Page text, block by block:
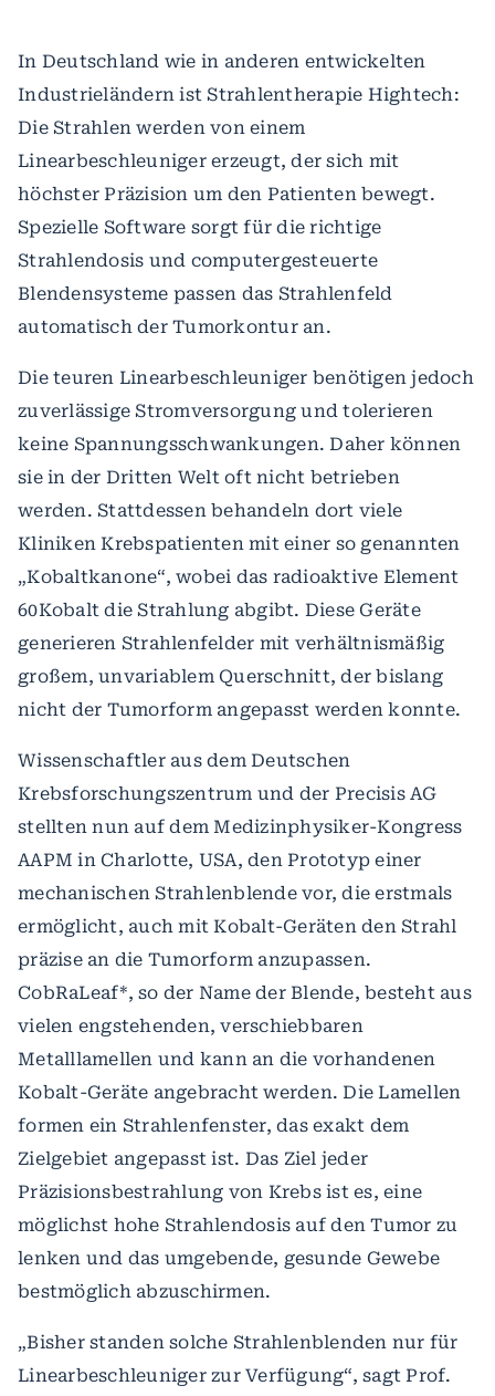
In Deutschland wie in anderen entwickelten
Industrieländern ist Strahlentherapie Hightech:
Die Strahlen werden von einem
Linearbeschleuniger erzeugt, der sich mit
höchster Präzision um den Patienten bewegt.
Spezielle Software sorgt für die richtige
Strahlendosis und computergesteuerte
Blendensysteme passen das Strahlenfeld
automatisch der Tumorkontur an.
Die teuren Linearbeschleuniger benötigen jedoch
zuverlässige Stromversorgung und tolerieren
keine Spannungsschwankungen. Daher können
sie in der Dritten Welt oft nicht betrieben
werden. Stattdessen behandeln dort viele
Kliniken Krebspatienten mit einer so genannten
„Kobaltkanone“, wobei das radioaktive Element
60Kobalt die Strahlung abgibt. Diese Geräte
generieren Strahlenfelder mit verhältnismäßig
großem, unvariablem Querschnitt, der bislang
nicht der Tumorform angepasst werden konnte.
Wissenschaftler aus dem Deutschen
Krebsforschungszentrum und der Precisis AG
stellten nun auf dem Medizinphysiker-Kongress
AAPM in Charlotte, USA, den Prototyp einer
mechanischen Strahlenblende vor, die erstmals
ermöglicht, auch mit Kobalt-Geräten den Strahl
präzise an die Tumorform anzupassen.
CobRaLeaf*, so der Name der Blende, besteht aus
vielen engstehenden, verschiebbaren
Metalllamellen und kann an die vorhandenen
Kobalt-Geräte angebracht werden. Die Lamellen
formen ein Strahlenfenster, das exakt dem
Zielgebiet angepasst ist. Das Ziel jeder
Präzisionsbestrahlung von Krebs ist es, eine
möglichst hohe Strahlendosis auf den Tumor zu
lenken und das umgebende, gesunde Gewebe
bestmöglich abzuschirmen.
„Bisher standen solche Strahlenblenden nur für
Linearbeschleuniger zur Verfügung“, sagt Prof.